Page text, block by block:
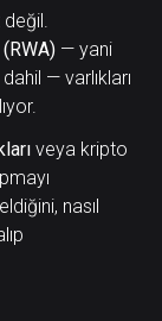
— yani
— varlıkları
veya kripto
nasıl